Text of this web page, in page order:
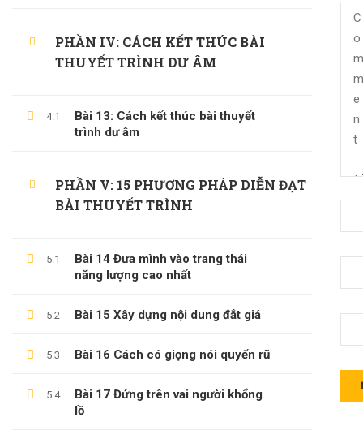
PHẦN IV: CÁCH KẾT THÚC BÀI
THUYẾT TRÌNH DƯ ÂM
4.1
Bài 13: Cách kết thúc bài thuyết
trình dư âm
PHẦN V: 15 PHƯƠNG PHÁP DIỄN ĐẠT
BÀI THUYẾT TRÌNH
5.1
Bài 14 Đưa mình vào trang thái
năng lượng cao nhất
5.2 Bài 15 Xây dựng nội dung đắt giá
5.3 Bài 16 Cách có giọng nói quyến rũ
5.4
Bài 17 Đứng trên vai người khổng
lồ
duymillionaires @gmail.com
Giới Thiệu Về Website Học Online